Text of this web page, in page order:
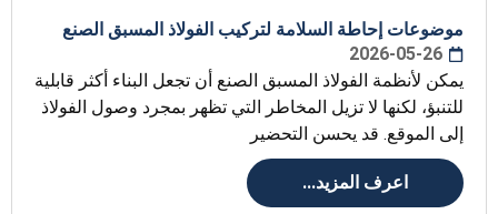
موضوعات إحاطة السلامة لتركيب الفولاذ المسبق الصنع
2026-05-26
يمكن لأنظمة الفولاذ المسبق الصنع أن تجعل البناء أكثر قابلية
للتنبؤ، لكنها لا تزيل المخاطر التي تظهر بمجرد وصول الفولاذ
إلى الموقع. قد يحسن التحضير
اعرف المزيد...